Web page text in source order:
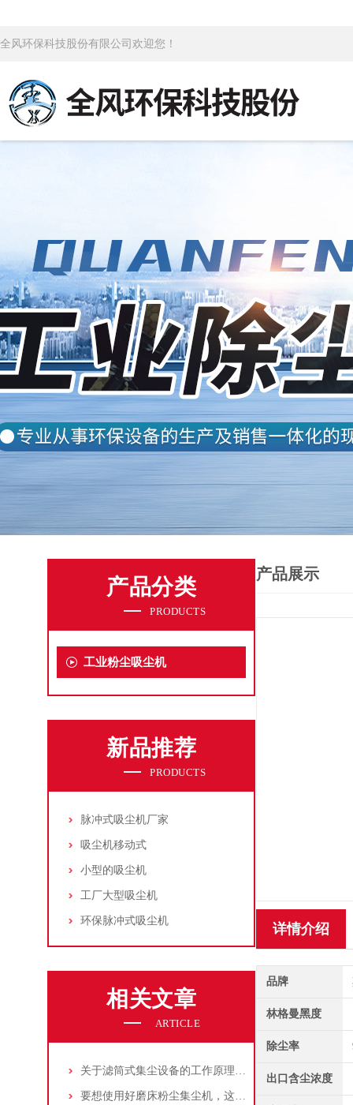
全风环保科技股份有限公司欢迎您！
产品分类
PRODUCTS
工业粉尘吸尘机
新品推荐
PRODUCTS
脉冲式吸尘机厂家
吸尘机移动式
小型的吸尘机
工厂大型吸尘机
环保脉冲式吸尘机
相关文章
ARTICLE
关于滤筒式集尘设备的工作原理及特点说明
要想使用好磨床粉尘集尘机，这些条件可不能少
产品展示
详情介绍
品牌
林格曼黑度
除尘率
出口含尘浓度